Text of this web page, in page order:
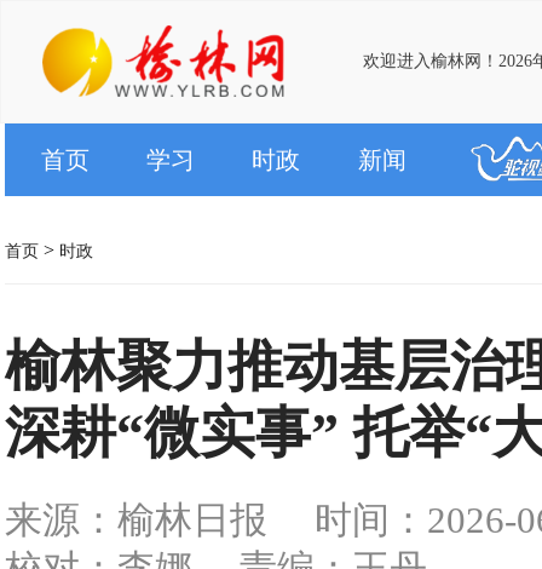
欢迎进入榆林网！2026
首页 学习 时政 新闻
首页 > 时政
榆林聚力推动基层治
深耕“微实事” 托举“
来源：榆林日报
时间：2026-